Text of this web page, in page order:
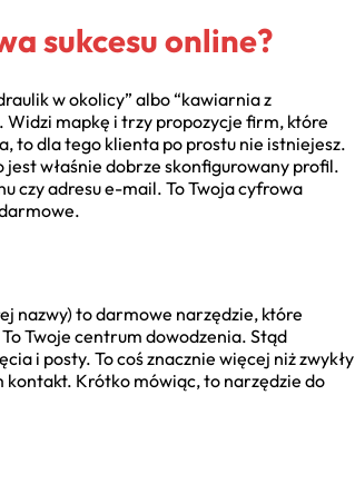
sukcesu online?
w okolicy” albo “kawiarnia z
mapkę i trzy propozycje firm, które
to dla tego klienta po prostu nie istniejesz.
jest właśnie dobrze skonfigurowany profil.
czy adresu e-mail. To Twoja cyfrowa
nazwy) to darmowe narzędzie, które
Twoje centrum dowodzenia. Stąd
i posty. To coś znacznie więcej niż zwykły
Krótko mówiąc, to narzędzie do